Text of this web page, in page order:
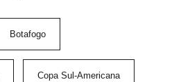
Botafogo
Copa Sul-Americana